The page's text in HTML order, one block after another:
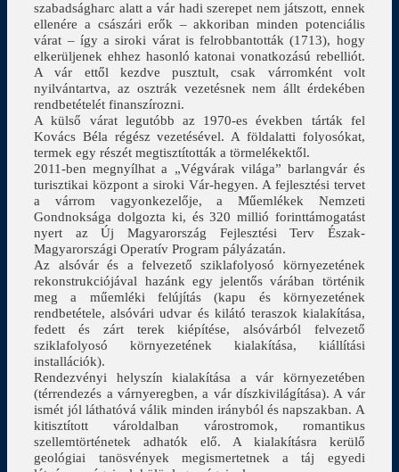
szabadságharc alatt a vár hadi szerepet nem játszott, ennek
ellenére a császári erők – akkoriban minden potenciális
várat – így a siroki várat is felrobbantották (1713), hogy
elkerüljenek ehhez hasonló katonai vonatkozású rebelliót.
A vár ettől kezdve pusztult, csak várromként volt
nyilvántartva, az osztrák vezetésnek nem állt érdekében
rendbetételét finanszírozni.
A külső várat legutóbb az 1970-es években tárták fel
Kovács Béla régész vezetésével. A földalatti folyosókat,
termek egy részét megtisztították a törmelékektől.
2011-ben megnyílhat a „Végvárak világa” barlangvár és
turisztikai központ a siroki Vár-hegyen. A fejlesztési tervet
a várrom vagyonkezelője, a Műemlékek Nemzeti
Gondnoksága dolgozta ki, és 320 millió forinttámogatást
nyert az Új Magyarország Fejlesztési Terv Észak-
Magyarországi Operatív Program pályázatán.
Az alsóvár és a felvezető sziklafolyosó környezetének
rekonstrukciójával hazánk egy jelentős várában történik
meg a műemléki felújítás (kapu és környezetének
rendbetétele, alsóvári udvar és kilátó teraszok kialakítása,
fedett és zárt terek kiépítése, alsóvárból felvezető
sziklafolyosó környezetének kialakítása, kiállítási
installációk).
Rendezvényi helyszín kialakítása a vár környezetében
(térrendezés a várnyeregben, a vár díszkivilágítása). A vár
ismét jól láthatóvá válik minden irányból és napszakban. A
kitisztított vároldalban várostromok, romantikus
szellemtörténetek adhatók elő. A kialakításra kerülő
geológiai tanösvények megismertetnek a táj egyedi